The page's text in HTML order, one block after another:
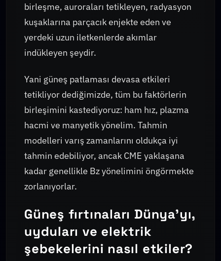
birleşme, auroraları tetikleyen, radyasyon
kuşaklarına parçacık enjekte eden ve
yerdeki uzun iletkenlerde akımlar
indükleyen şeydir.
Yani güneş patlaması devasa etkileri
tetikliyor dediğimizde, tüm bu faktörlerin
birleşimini kastediyoruz: ham hız, plazma
hacmi ve manyetik yönelim. Tahmin
modelleri varış zamanlarını oldukça iyi
tahmin edebiliyor, ancak CME yaklaşana
kadar genellikle Bz yönelimini öngörmekte
zorlanıyorlar.
Güneş fırtınaları Dünya'yı,
uyduları ve elektrik
şebekelerini nasıl etkiler?